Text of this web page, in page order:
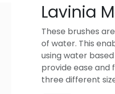
Lavinia
These brushes
of water. This
using water
provide ease and
three different